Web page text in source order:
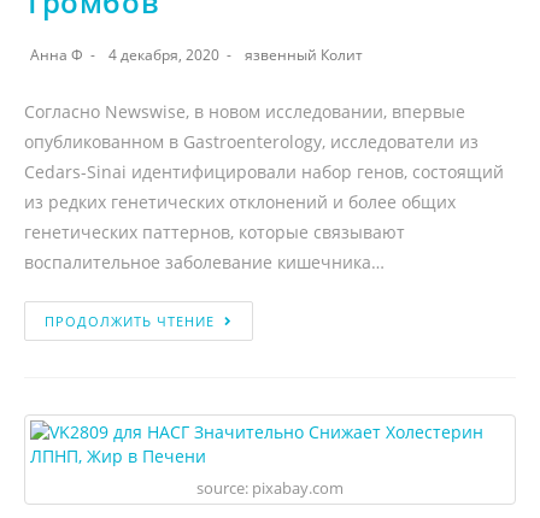
Анна Ф 4 декабря, 2020 язвенный Колит
Согласно Newswise, в новом исследовании, впервые
опубликованном в Gastroenterology, исследователи из
Cedars-Sinai идентифицировали набор генов, состоящий
из редких генетических отклонений и более общих
генетических паттернов, которые связывают
воспалительное заболевание кишечника…
ПРОДОЛЖИТЬ ЧТЕНИЕ
source: pixabay.com